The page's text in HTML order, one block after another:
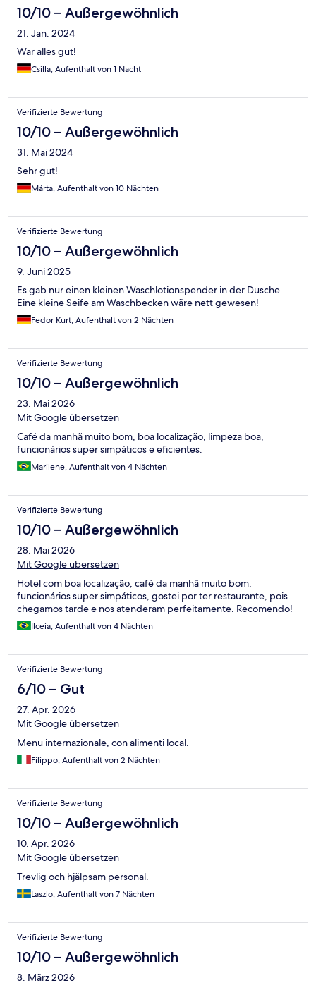
10/10 – Außergewöhnlich
21. Jan. 2024
War alles gut!
Csilla, Aufenthalt von 1 Nacht
Verifizierte Bewertung
10/10 – Außergewöhnlich
31. Mai 2024
Sehr gut!
Márta, Aufenthalt von 10 Nächten
Verifizierte Bewertung
10/10 – Außergewöhnlich
9. Juni 2025
Es gab nur einen kleinen Waschlotionspender in der Dusche.
Eine kleine Seife am Waschbecken wäre nett gewesen!
Fedor Kurt, Aufenthalt von 2 Nächten
Verifizierte Bewertung
10/10 – Außergewöhnlich
23. Mai 2026
Mit Google übersetzen
Café da manhã muito bom, boa localização, limpeza boa,
funcionários super simpáticos e eficientes.
Marilene, Aufenthalt von 4 Nächten
Verifizierte Bewertung
10/10 – Außergewöhnlich
28. Mai 2026
Mit Google übersetzen
Hotel com boa localização, café da manhã muito bom,
funcionários super simpáticos, gostei por ter restaurante, pois
chegamos tarde e nos atenderam perfeitamente. Recomendo!
Ilceia, Aufenthalt von 4 Nächten
Verifizierte Bewertung
6/10 – Gut
27. Apr. 2026
Mit Google übersetzen
Menu internazionale, con alimenti local.
Filippo, Aufenthalt von 2 Nächten
Verifizierte Bewertung
10/10 – Außergewöhnlich
10. Apr. 2026
Mit Google übersetzen
Trevlig och hjälpsam personal.
Laszlo, Aufenthalt von 7 Nächten
Verifizierte Bewertung
10/10 – Außergewöhnlich
8. März 2026